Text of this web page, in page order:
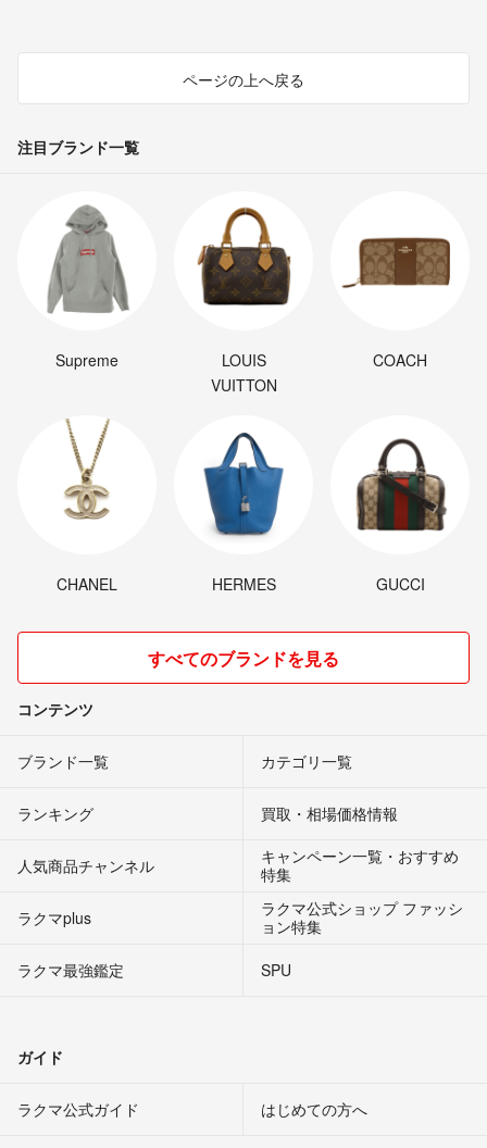
ページの上へ戻る
注目ブランド一覧
Supreme
LOUIS
VUITTON
COACH
CHANEL HERMES GUCCI
すべてのブランドを見る
コンテンツ
ブランド一覧 カテゴリ一覧
ランキング 買取・相場価格情報
人気商品チャンネル
キャンペーン一覧・おすすめ
特集
ラクマplus
ラクマ公式ショップ ファッシ
ョン特集
ラクマ最強鑑定
SPU
ガイド
ラクマ公式ガイド はじめての方へ